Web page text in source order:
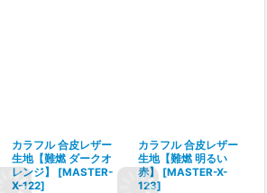
カラフル 合皮レザー
生地【難燃 ダークオ
レンジ】
[MASTER-
X-122]
カラフル 合皮レザー
生地【難燃 明るい
赤】 [MASTER-X-
123]